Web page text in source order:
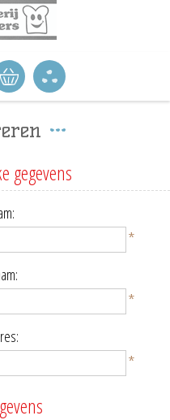
gegevens
*
*
*